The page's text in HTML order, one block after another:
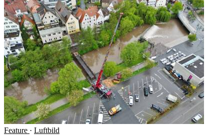
Feature · Luftbild